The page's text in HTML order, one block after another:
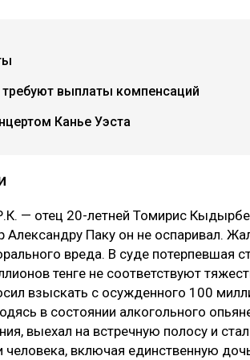
выплаты компенсаций
Канье Уэста
— отец 20-летней Томирис
Паку он не оспаривал.
вреда. В суде потерпевшая
тенге не соответствуют
взыскать с осужденного 100
в состоянии алкогольного
выехал на встречную полосу и стал
человека, включая единственную